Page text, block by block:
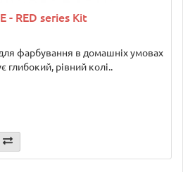
- RED series Kit
фарбування в домашніх умовах
рівний колі..